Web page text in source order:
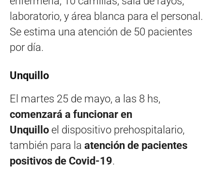
laboratorio, y área blanca para el personal.
Se estima una atención de 50 pacientes
por día.
Unquillo
El martes 25 de mayo, a las 8 hs,
comenzará a funcionar en
Unquillo el dispositivo prehospitalario,
también para la atención de pacientes
positivos de Covid-19.